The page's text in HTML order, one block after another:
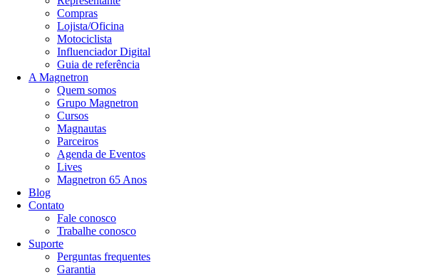
Compras
Lojista/Oficina
Motociclista
Influenciador Digital
Guia de referência
A Magnetron
Quem somos
Grupo Magnetron
Cursos
Magnautas
Parceiros
Agenda de Eventos
Lives
Magnetron 65 Anos
Blog
Contato
Fale conosco
Trabalhe conosco
Suporte
Perguntas frequentes
Garantia